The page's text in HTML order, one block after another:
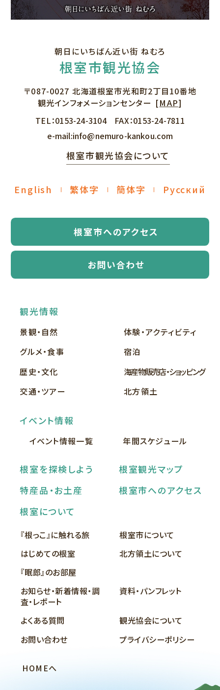
朝日にいちばん近い街 ねむろ
根室市観光協会
〒087-0027 北海道根室市光和町2丁目10番地
観光インフォメーションセンター [MAP]
TEL：0153-24-3104 FAX：0153-24-7811
e-mail:info@nemuro-kankou.com
根室市観光協会について
English 繁体字 簡体字 Русский
根室市へのアクセス
お問い合わせ
観光情報
景観・自然
体験・アクティビティ
グルメ・食事
宿泊
歴史・文化
海産物販売店・ショッピング
交通・ツアー
北方領土
イベント情報
イベント情報一覧 年間スケジュール
根室を探検しよう
根室観光マップ
特産品・お土産
根室市へのアクセス
根室について
『根っこ』に触れる旅
根室市について
はじめての根室
北方領土について
『眠郎』のお部屋
お知らせ・新着情報・調
査・レポート
資料・パンフレット
よくある質問
観光協会について
お問い合わせ
プライバシーポリシー
HOMEへ